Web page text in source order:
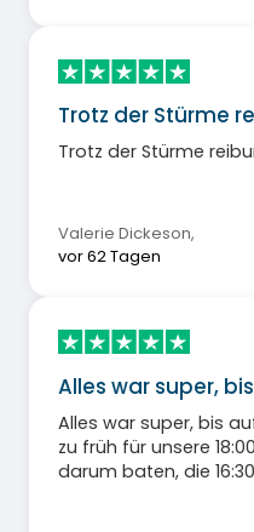
Trotz der Stürme
Trotz der Stürme
Valerie Dickeson,
vor 62 Tagen
Alles war super,
Alles war super, bis
zu früh für unsere
darum baten, die